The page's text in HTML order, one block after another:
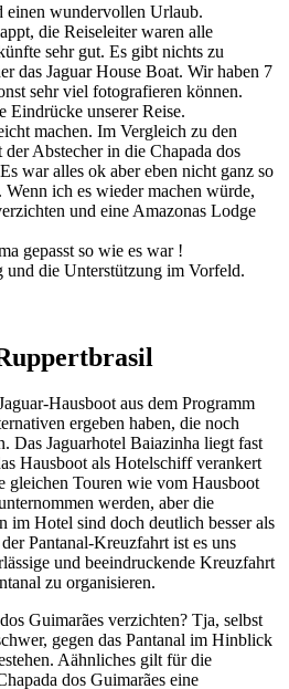
einen wundervollen Urlaub.
die Reiseleiter waren alle
sehr gut. Es gibt nichts zu
das Jaguar House Boat. Wir haben 7
sehr viel fotografieren können.
Eindrücke unserer Reise.
machen. Im Vergleich zu den
Abstecher in die Chapada dos
war alles ok aber eben nicht ganz so
ich es wieder machen würde,
und eine Amazonas Lodge
gepasst so wie es war !
die Unterstützung im Vorfeld.
Hausboot aus dem Programm
ergeben haben, die noch
Das Jaguarhotel Baiazinha liegt fast
Hausboot als Hotelschiff verankert
gleichen Touren wie vom Hausboot
werden, aber die
im Hotel sind doch deutlich besser als
Pantanal-Kreuzfahrt ist es uns
und beeindruckende Kreuzfahrt
zu organisieren.
Guimarães verzichten? Tja, selbst
gegen das Pantanal im Hinblick
Aähnliches gilt für die
dos Guimarães eine